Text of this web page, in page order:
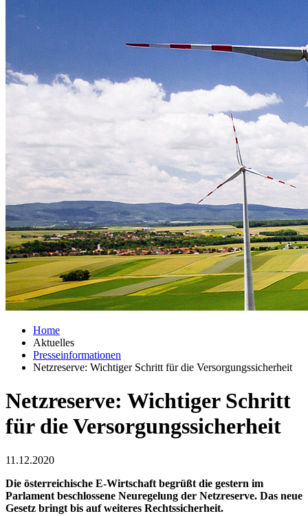
Home
Aktuelles
Presseinformationen
Netzreserve: Wichtiger Schritt für die Versorgungssicherheit
Netzreserve: Wichtiger Schritt
für die Versorgungssicherheit
11.12.2020
Die österreichische E-Wirtschaft begrüßt die gestern im
Parlament beschlossene Neuregelung der Netzreserve. Das neue
Gesetz bringt bis auf weiteres Rechtssicherheit.